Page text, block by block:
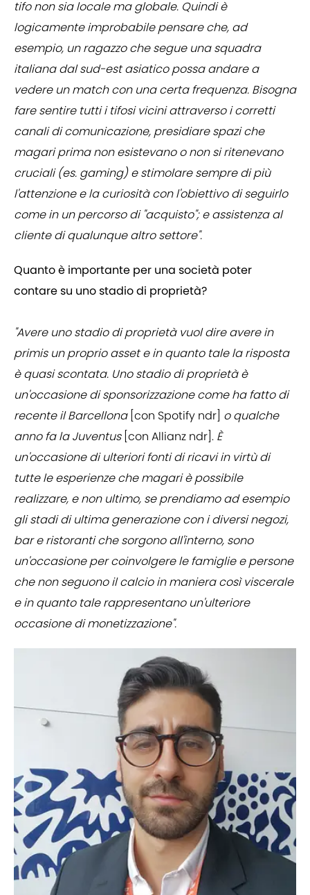
tifo non sia locale ma globale. Quindi è
logicamente improbabile pensare che, ad
esempio, un ragazzo che segue una squadra
italiana dal sud-est asiatico possa andare a
vedere un match con una certa frequenza. Bisogna
fare sentire tutti i tifosi vicini attraverso i corretti
canali di comunicazione, presidiare spazi che
magari prima non esistevano o non si ritenevano
cruciali (es. gaming) e stimolare sempre di più
l'attenzione e la curiosità con l'obiettivo di seguirlo
come in un percorso di "acquisto"; e assistenza al
cliente di qualunque altro settore".
Quanto è importante per una società poter
contare su uno stadio di proprietà?
"Avere uno stadio di proprietà vuol dire avere in
primis un proprio asset e in quanto tale la risposta
è quasi scontata. Uno stadio di proprietà è
un'occasione di sponsorizzazione come ha fatto di
recente il Barcellona[con Spotify ndr] o qualche
anno fa la Juventus [con Allianz ndr]. È
un'occasione di ulteriori fonti di ricavi in virtù di
tutte le esperienze che magari è possibile
realizzare, e non ultimo, se prendiamo ad esempio
gli stadi di ultima generazione con i diversi negozi,
bar e ristoranti che sorgono all'interno, sono
un'occasione per coinvolgere le famiglie e persone
che non seguono il calcio in maniera così viscerale
e in quanto tale rappresentano un'ulteriore
occasione di monetizzazione".